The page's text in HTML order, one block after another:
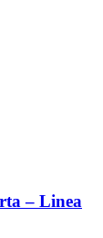
– Linea